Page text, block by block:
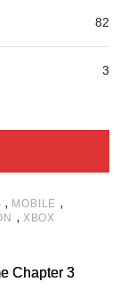
82
3
, MOBILE ,
, XBOX
Chapter 3